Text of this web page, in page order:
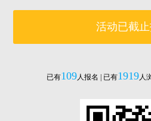
活动已截止
已有109人报名 | 已有1919人